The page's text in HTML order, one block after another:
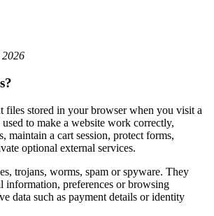
2026
files stored in your browser when you visit a
to make a website work correctly,
maintain a cart session, protect forms,
optional external services.
trojans, worms, spam or spyware. They
information, preferences or browsing
data such as payment details or identity